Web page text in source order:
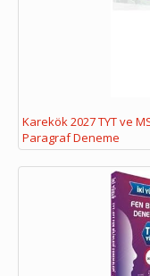
Karekök 2027 TYT ve
Paragraf Deneme